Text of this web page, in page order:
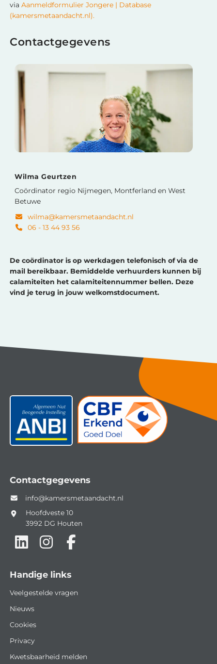
via Aanmeldformulier Jongere | Database
(kamersmetaandacht.nl).
Contactgegevens
Wilma Geurtzen
Coördinator regio Nijmegen, Montferland en West
Betuwe
wilma@kamersmetaandacht.nl
06 - 13 44 93 56
De coördinator is op werkdagen telefonisch of via de
mail bereikbaar. Bemiddelde verhuurders kunnen bij
calamiteiten het calamiteitennummer bellen. Deze
vind je terug in jouw welkomstdocument.
Handige links
Veelgestelde vragen
Nieuws
Cookies
Privacy
Kwetsbaarheid melden
Contactgegevens
info@kamersmetaandacht.nl
Hoofdveste 10
3992 DG Houten